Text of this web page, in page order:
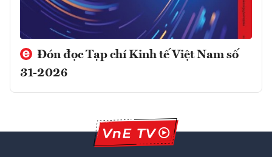
Đón đọc Tạp chí Kinh tế Việt Nam số
31-2026